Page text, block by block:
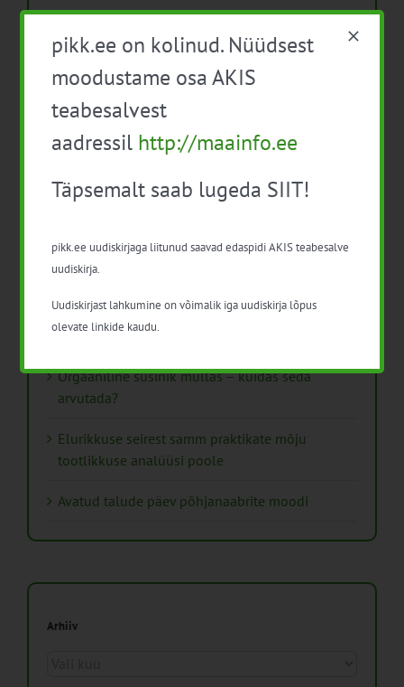
Küsitluse test
Epub test
Ürituste tagasiside kokkuvõte 2024
Roheülemineku teekaart aitab muuta Eesti
Raadamisvabade toodete määrus mõjutab
paljusid toidutootjaid
Põllupäevadel näidatakse keskkonnasõbraliku
majandamise olemust
Orgaaniline süsinik mullas – kuidas seda
arvutada?
Elurikkuse seirest samm praktikate mõju
tootlikkuse analüüsi poole
Avatud talude päev põhjanaabrite moodi
Arhiiv
pikk.ee on kolinud. Nüüdsest
moodustame osa AKIS
teabesalvest
aadressil http://maainfo.ee
Täpsemalt saab lugeda SIIT!
pikk.ee uudiskirjaga liitunud saavad edaspidi AKIS teabesalve
uudiskirja.
Uudiskirjast lahkumine on võimalik iga uudiskirja lõpus
olevate linkide kaudu.